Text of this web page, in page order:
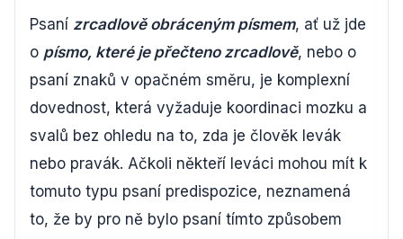
Psaní zrcadlově obráceným písmem, ať už jde
o písmo, které je přečteno zrcadlově, nebo o
psaní znaků v opačném směru, je komplexní
dovednost, která vyžaduje koordinaci mozku a
svalů bez ohledu na to, zda je člověk levák
nebo pravák. Ačkoli někteří leváci mohou mít k
tomuto typu psaní predispozice, neznamená
to, že by pro ně bylo psaní tímto způsobem